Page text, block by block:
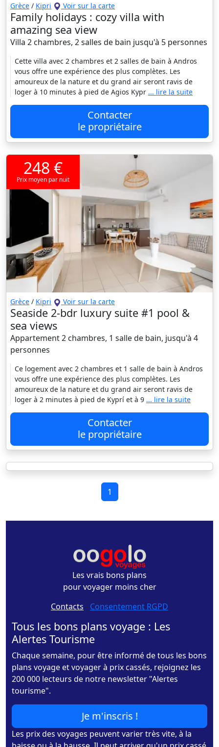
Grèce / Kipri Voir sur la carte
Family holidays : cozy villa with
amazing sea view
Villa 2 chambres, 2 salles de bain jusqu'à 5 personnes
Cette villa avec 2 chambres et 2 salles de bain à Andros
vous offre une expérience des plus complètes. Les
amoureux de la nature et du grand air seront ravis de
loger à 10 minutes à pied de Agios Kypr ... lire la suite
Contacter
le propriétaire
248 €
Prix moyen par nuit
Grèce / Kipri Voir sur la carte
Seaside 2-bdr luxury suite #1 pool &
sea views
Appartement 2 chambres, 1 salle de bain, jusqu'à 4
personnes
Ce logement avec 2 chambres et 1 salle de bain à Andros
vous offre une expérience des plus complètes. Les
amoureux de la nature et du grand air seront ravis de
loger à 2 minutes à pied de Kyprí et à 9 ... lire la suite
Contacter
le propriétaire
1
Les vrais bons plans
pour voyager moins cher
Contacts - Consentement RGPD
Tous les bons plans voyage : Les
Alertes Tourisme
Chaque semaine, pour être informé de tous les bons
plans voyage et voyager à prix cassés, rejoignez les
200 000 lecteurs de notre newsletter "Alertes
tourisme".
Je m'inscris !
Les prix des voyages peuvent varier très vite, à la